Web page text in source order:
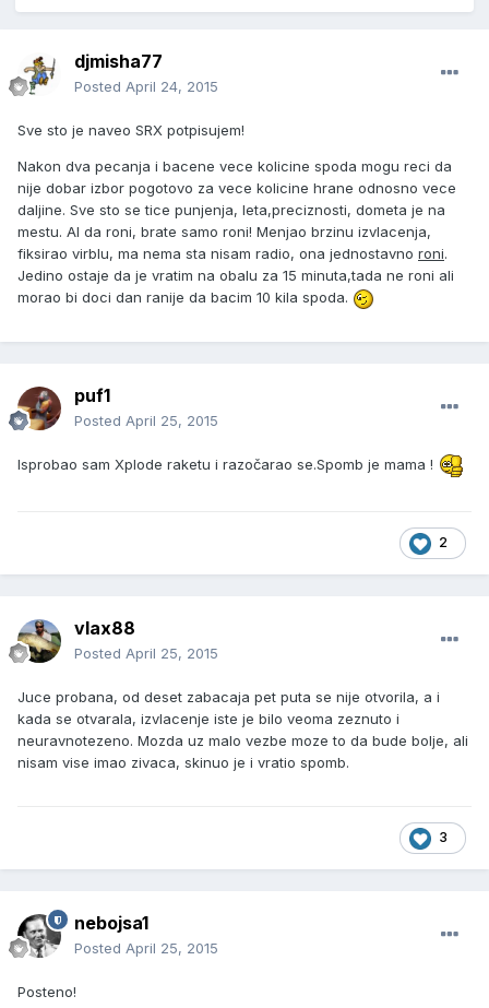
djmisha77
Posted April 24, 2015
Sve sto je naveo SRX potpisujem!
Nakon dva pecanja i bacene vece kolicine spoda mogu reci da
nije dobar izbor pogotovo za vece kolicine hrane odnosno vece
daljine. Sve sto se tice punjenja, leta,preciznosti, dometa je na
mestu. Al da roni, brate samo roni! Menjao brzinu izvlacenja,
fiksirao virblu, ma nema sta nisam radio, ona jednostavno roni.
Jedino ostaje da je vratim na obalu za 15 minuta,tada ne roni ali
morao bi doci dan ranije da bacim 10 kila spoda.
puf1
Posted April 25, 2015
Isprobao sam Xplode raketu i razočarao se.Spomb je mama !
2
vlax88
Posted April 25, 2015
Juce probana, od deset zabacaja pet puta se nije otvorila, a i
kada se otvarala, izvlacenje iste je bilo veoma zeznuto i
neuravnotezeno. Mozda uz malo vezbe moze to da bude bolje, ali
nisam vise imao zivaca, skinuo je i vratio spomb.
3
nebojsa1
Posted April 25, 2015
Posteno!